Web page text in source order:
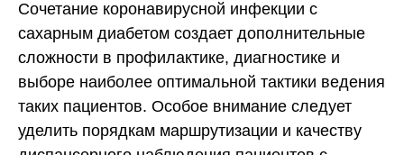
Сочетание коронавирусной инфекции с
сахарным диабетом создает дополнительные
сложности в профилактике, диагностике и
выборе наиболее оптимальной тактики ведения
таких пациентов. Особое внимание следует
уделить порядкам маршрутизации и качеству